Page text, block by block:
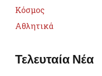
Κόσμος
Αθλητικά
Τελευταία Νέα